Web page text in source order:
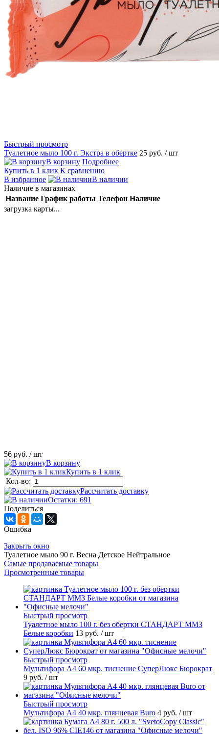
Быстрый просмотр
Туалетное мыло 100 г. Экстра в обертке 25 руб. / шт
В корзину Подробнее
Купить в 1 клик К сравнению
В избранное
В наличии
Наличие в магазинах
Название График работы Телефон Наличие
загрузка карты...
56 руб. / шт
В корзину
Купить в 1 клик
Кол-во:
Рассчитать доставку
Остатки: 691
Поделиться
Ошибка
Закрыть окно
Туалетное мыло 90 г. Весна Детское Нейтральное
Самые продаваемые товары
Просмотренные товары
Быстрый просмотр
Туалетное мыло 100 г. без обертки СТАНДАРТ ММЗ
Белые коробки 13 руб. / шт
Быстрый просмотр
Мультифора А4 60 мкр. тиснение СуперЛюкс Бюрократ
9 руб. / шт
Быстрый просмотр
Мультифора А4 40 мкр. глянцевая Buro 4 руб. / шт